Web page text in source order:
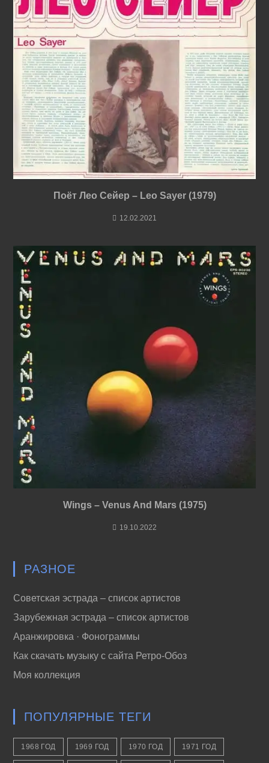
Поёт Лео Сейер – Leo Sayer (1979)
12.02.2021
Wings – Venus And Mars (1975)
19.10.2022
РАЗНОЕ
Советская эстрада – список артистов
Зарубежная эстрада – список артистов
Аранжировка · Фонограммы
Как скачать музыку с сайта Ретро-Обоз
Моя коллекция
ПОПУЛЯРНЫЕ ТЕГИ
1968 ГОД 1969 ГОД 1970 ГОД 1971 ГОД